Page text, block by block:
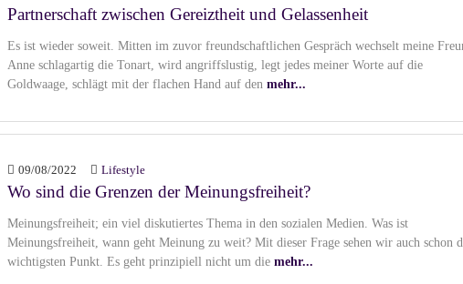
Partnerschaft zwischen Gereiztheit und Gelassenheit
Es ist wieder soweit. Mitten im zuvor freundschaftlichen Gespräch wechselt meine
Anne schlagartig die Tonart, wird angriffslustig, legt jedes meiner Worte auf die
Goldwaage, schlägt mit der flachen Hand auf den mehr...
09/08/2022 Lifestyle
Wo sind die Grenzen der Meinungsfreiheit?
Meinungsfreiheit; ein viel diskutiertes Thema in den sozialen Medien. Was ist
Meinungsfreiheit, wann geht Meinung zu weit? Mit dieser Frage sehen wir auch schon
wichtigsten Punkt. Es geht prinzipiell nicht um die mehr...